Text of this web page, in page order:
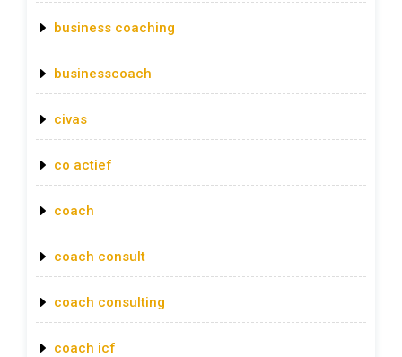
business coaching
businesscoach
civas
co actief
coach
coach consult
coach consulting
coach icf